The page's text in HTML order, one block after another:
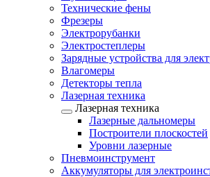
Технические фены
Фрезеры
Электрорубанки
Электростеплеры
Зарядные устройства для
Влагомеры
Детекторы тепла
Лазерная техника
Лазерная техника
Лазерные дальномеры
Построители плоскостей
Уровни лазерные
Пневмоинструмент
Аккумуляторы для